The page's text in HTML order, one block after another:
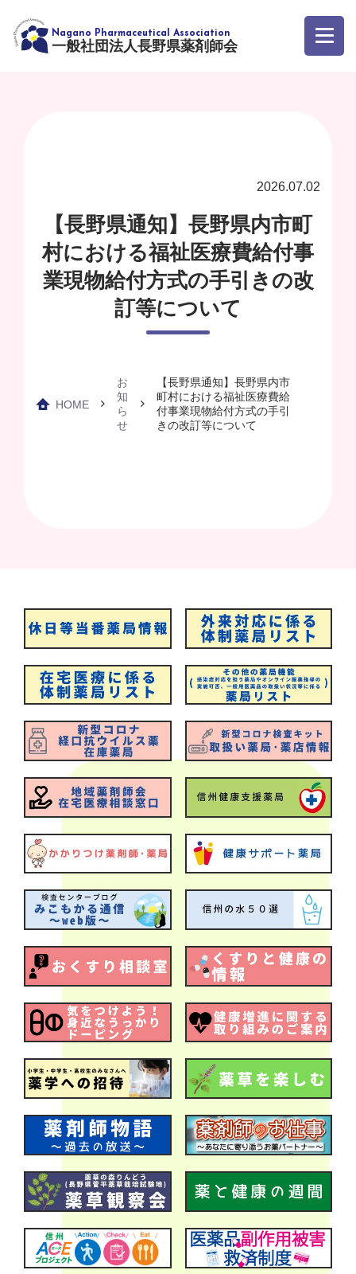
一般社団法人長野県薬剤師会
2026.07.02
【長野県通知】長野県内市町
村における福祉医療費給付事
業現物給付方式の手引きの改
訂等について
HOME
お
知
ら
せ
【長野県通知】長野県内市
町村における福祉医療費給
付事業現物給付方式の手引
きの改訂等について